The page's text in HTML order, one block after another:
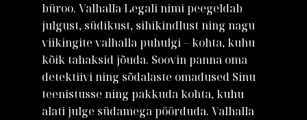
büroo. Valhalla Legali nimi peegeldab
julgust, südikust, sihikindlust ning nagu
viikingite valhalla puhulgi – kohta, kuhu
kõik tahaksid jõuda. Soovin panna oma
detektiivi ning sõdalaste omadused Sinu
teenistusse ning pakkuda kohta, kuhu
alati julge südamega pöörduda. Valhalla